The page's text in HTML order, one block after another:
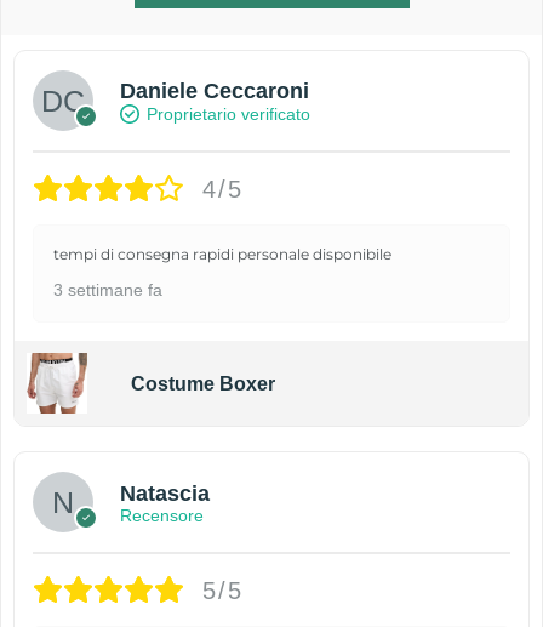
Daniele Ceccaroni
Proprietario verificato
4/5
tempi di consegna rapidi personale disponibile
3 settimane fa
Costume Boxer
Natascia
Recensore
5/5